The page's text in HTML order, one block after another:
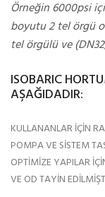
Örneğin 6000psi
boyutu 2 tel örgü
tel örgülü ve
ISOBARIC
AŞAĞIDADIR:
KULLANANLAR İÇİN
POMPA VE SİSTEM
OPTİMİZE YAPILAR
VE OD TAYİN